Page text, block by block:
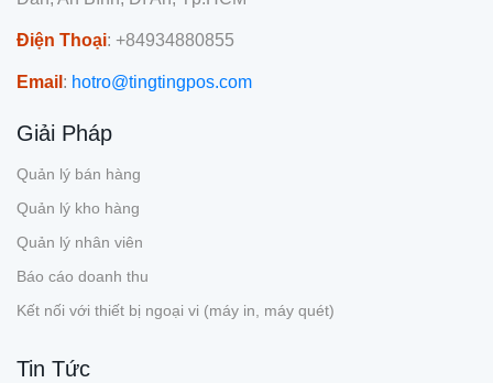
Điện Thoại: +84934880855
Email : hotro@tingtingpos.com
Giải Pháp
Quản lý bán hàng
Quản lý kho hàng
Quản lý nhân viên
Báo cáo doanh thu
Kết nối với thiết bị ngoại vi (máy in, máy quét)
Tin Tức